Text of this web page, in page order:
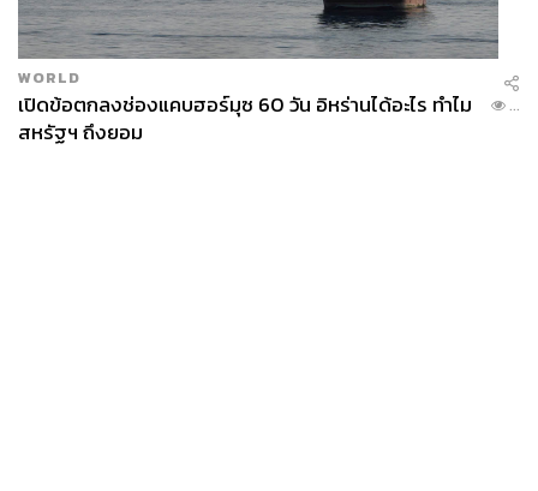
WORLD
เปิดข้อตกลงช่องแคบฮอร์มุซ 60 วัน อิหร่านได้อะไร ทำไม
สหรัฐฯ ถึงยอม
...